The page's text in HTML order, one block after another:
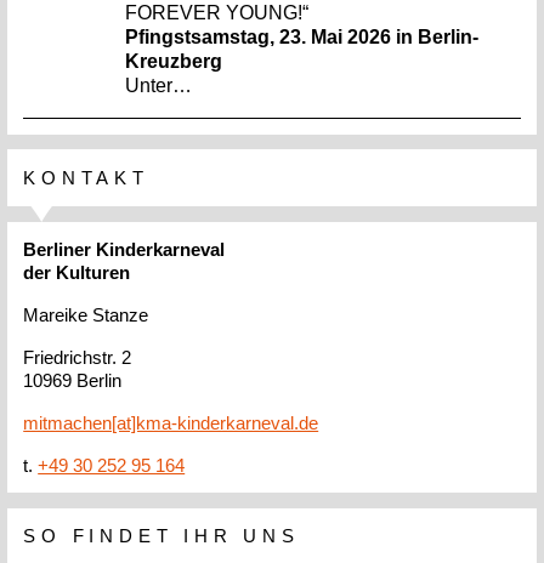
FOREVER YOUNG!“
Pfingstsamstag, 23. Mai 2026 in Berlin-
Kreuzberg
Unter…
KONTAKT
Berliner Kinderkarneval
der Kulturen
Mareike Stanze
Friedrichstr. 2
10969 Berlin
mitmachen[at]kma-kinderkarneval.de
t.+49 30 252 95 164
SO FINDET IHR UNS